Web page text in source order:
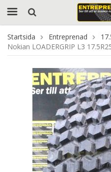
Startsida Entreprenad
Nokian LOADERGRIP L3